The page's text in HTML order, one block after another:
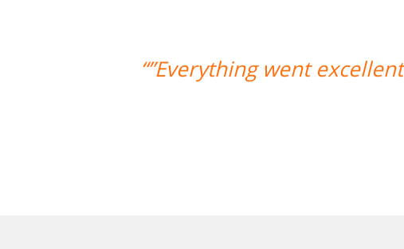
The teacher/student
and it's a very positive one for